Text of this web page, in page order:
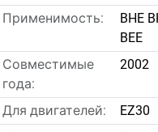
Применимость:
BHE
BEE
Совместимые
года:
2002
Для двигателей:
EZ30